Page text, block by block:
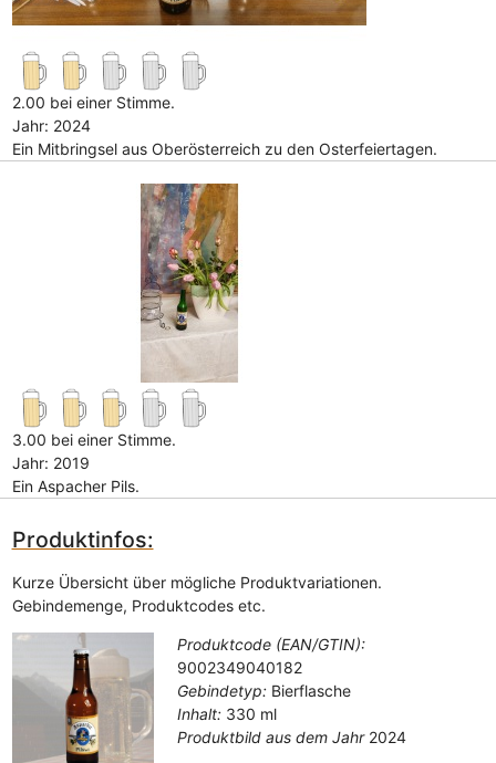
2.00 bei einer Stimme.
Jahr: 2024
Ein Mitbringsel aus Oberösterreich zu den Osterfeiertagen.
3.00 bei einer Stimme.
Jahr: 2019
Ein Aspacher Pils.
Produktinfos:
Kurze Übersicht über mögliche Produktvariationen.
Gebindemenge, Produktcodes etc.
Produktcode (EAN/GTIN):
9002349040182
Gebindetyp: Bierflasche
Inhalt:330 ml
Produktbild aus dem Jahr 2024